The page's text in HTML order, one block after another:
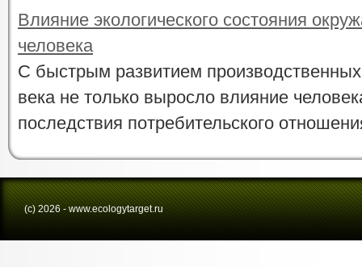
Влияние экологического состояния
человека
С быстрым развитием
века не только выросло влияние
последствия потребительского
(с) 2026 - www.ecologytarget.ru